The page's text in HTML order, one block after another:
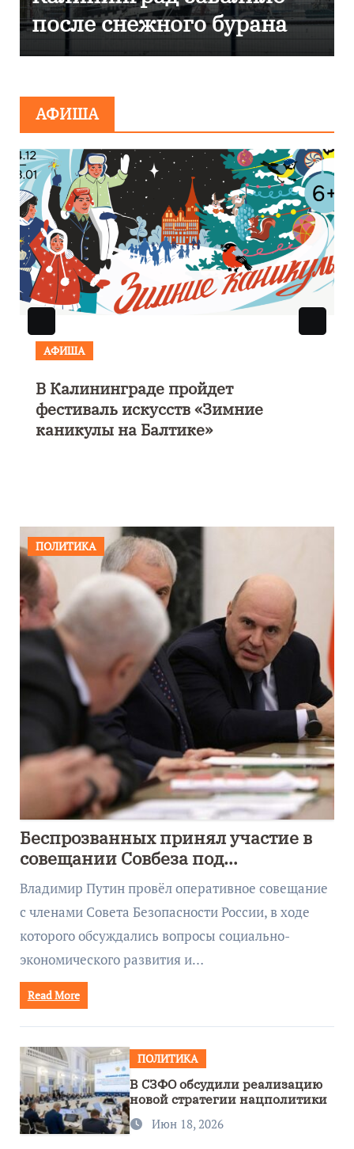
эвакуировали ТЦ из-за
сообщения о
АФИША
АФИША
В Калининграде пройдет
фестиваль искусств «Зимние
каникулы на Балтике»
ПОЛИТИКА
Беспрозванных принял участие в
совещании Совбеза под
руководством Путина
Владимир Путин провёл оперативное совещание
с членами Совета Безопасности России, в ходе
которого обсуждались вопросы социально-
экономического развития и…
Read More
ПОЛИТИКА
В СЗФО обсудили реализацию
новой стратегии нацполитики
Июн 18, 2026